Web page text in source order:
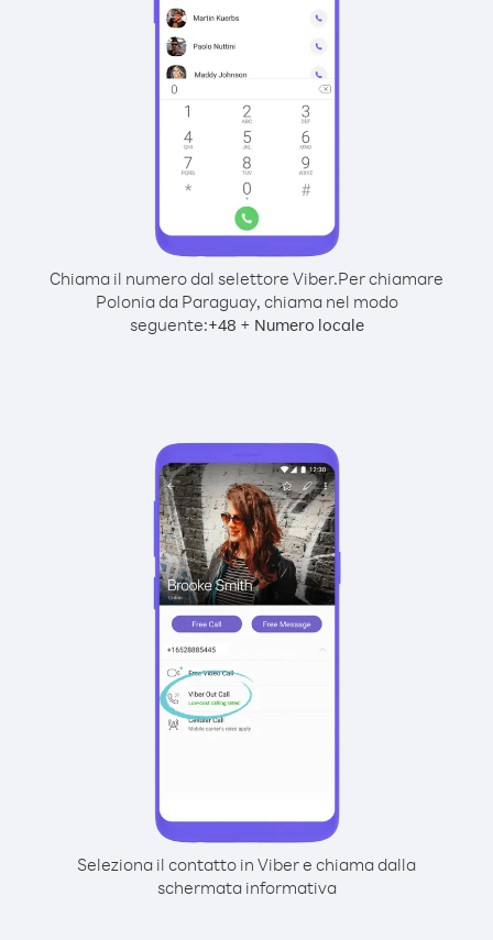
Chiama il numero dal selettore Viber.Per chiamare
Polonia da Paraguay, chiama nel modo
seguente:+48 + Numero locale
Seleziona il contatto in Viber e chiama dalla
schermata informativa